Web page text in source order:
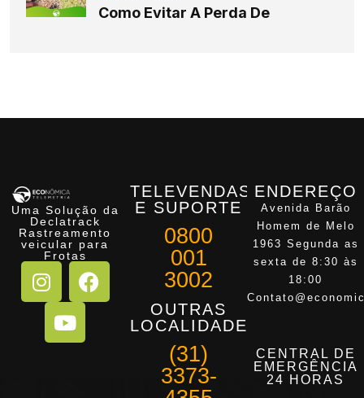
Como Evitar A Perda De
Uma Solução da
Declatrack
Rastreamento
veicular para
Frotas
TELEVENDAS
E SUPORTE
0800
001
3002
OUTRAS
LOCALIDADES
(31)
3373-
ENDEREÇO
Avenida Barão
Homem de Melo
1963 Segunda as
sexta de 8:30 às
18:00
CENTRAL DE
EMERGÊNCIA
24 HORAS